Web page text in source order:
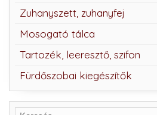
Zuhanyszett, zuhanyfej
Mosogató tálca
Tartozék, leeresztő, szifon
Fürdőszobai kiegészítők